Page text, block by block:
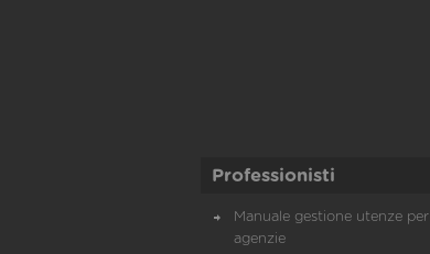
Professionisti
Manuale gestione utenze per
agenzie